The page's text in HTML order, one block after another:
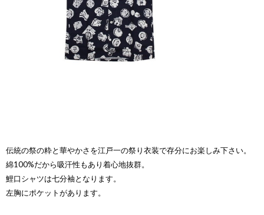
伝統の祭の粋と華やかさを江戸一の祭り衣装で存分にお楽しみ下さい。
綿100%だから吸汗性もあり着心地抜群。
鯉口シャツは七分袖となります。
左胸にポケットがあります。